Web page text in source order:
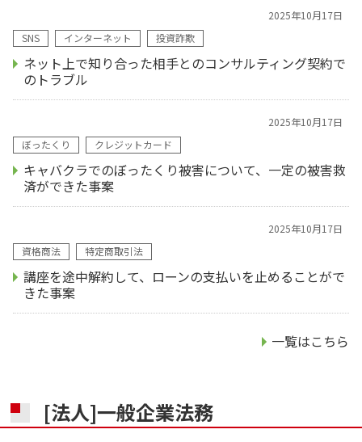
2025年10月17日
SNS
インターネット 投資詐欺
ネット上で知り合った相手とのコンサルティング契約で
のトラブル
2025年10月17日
ぼったくり
クレジットカード
キャバクラでのぼったくり被害について、一定の被害救
済ができた事案
2025年10月17日
資格商法
特定商取引法
講座を途中解約して、ローンの支払いを止めることがで
きた事案
一覧はこちら
[法人]一般企業法務